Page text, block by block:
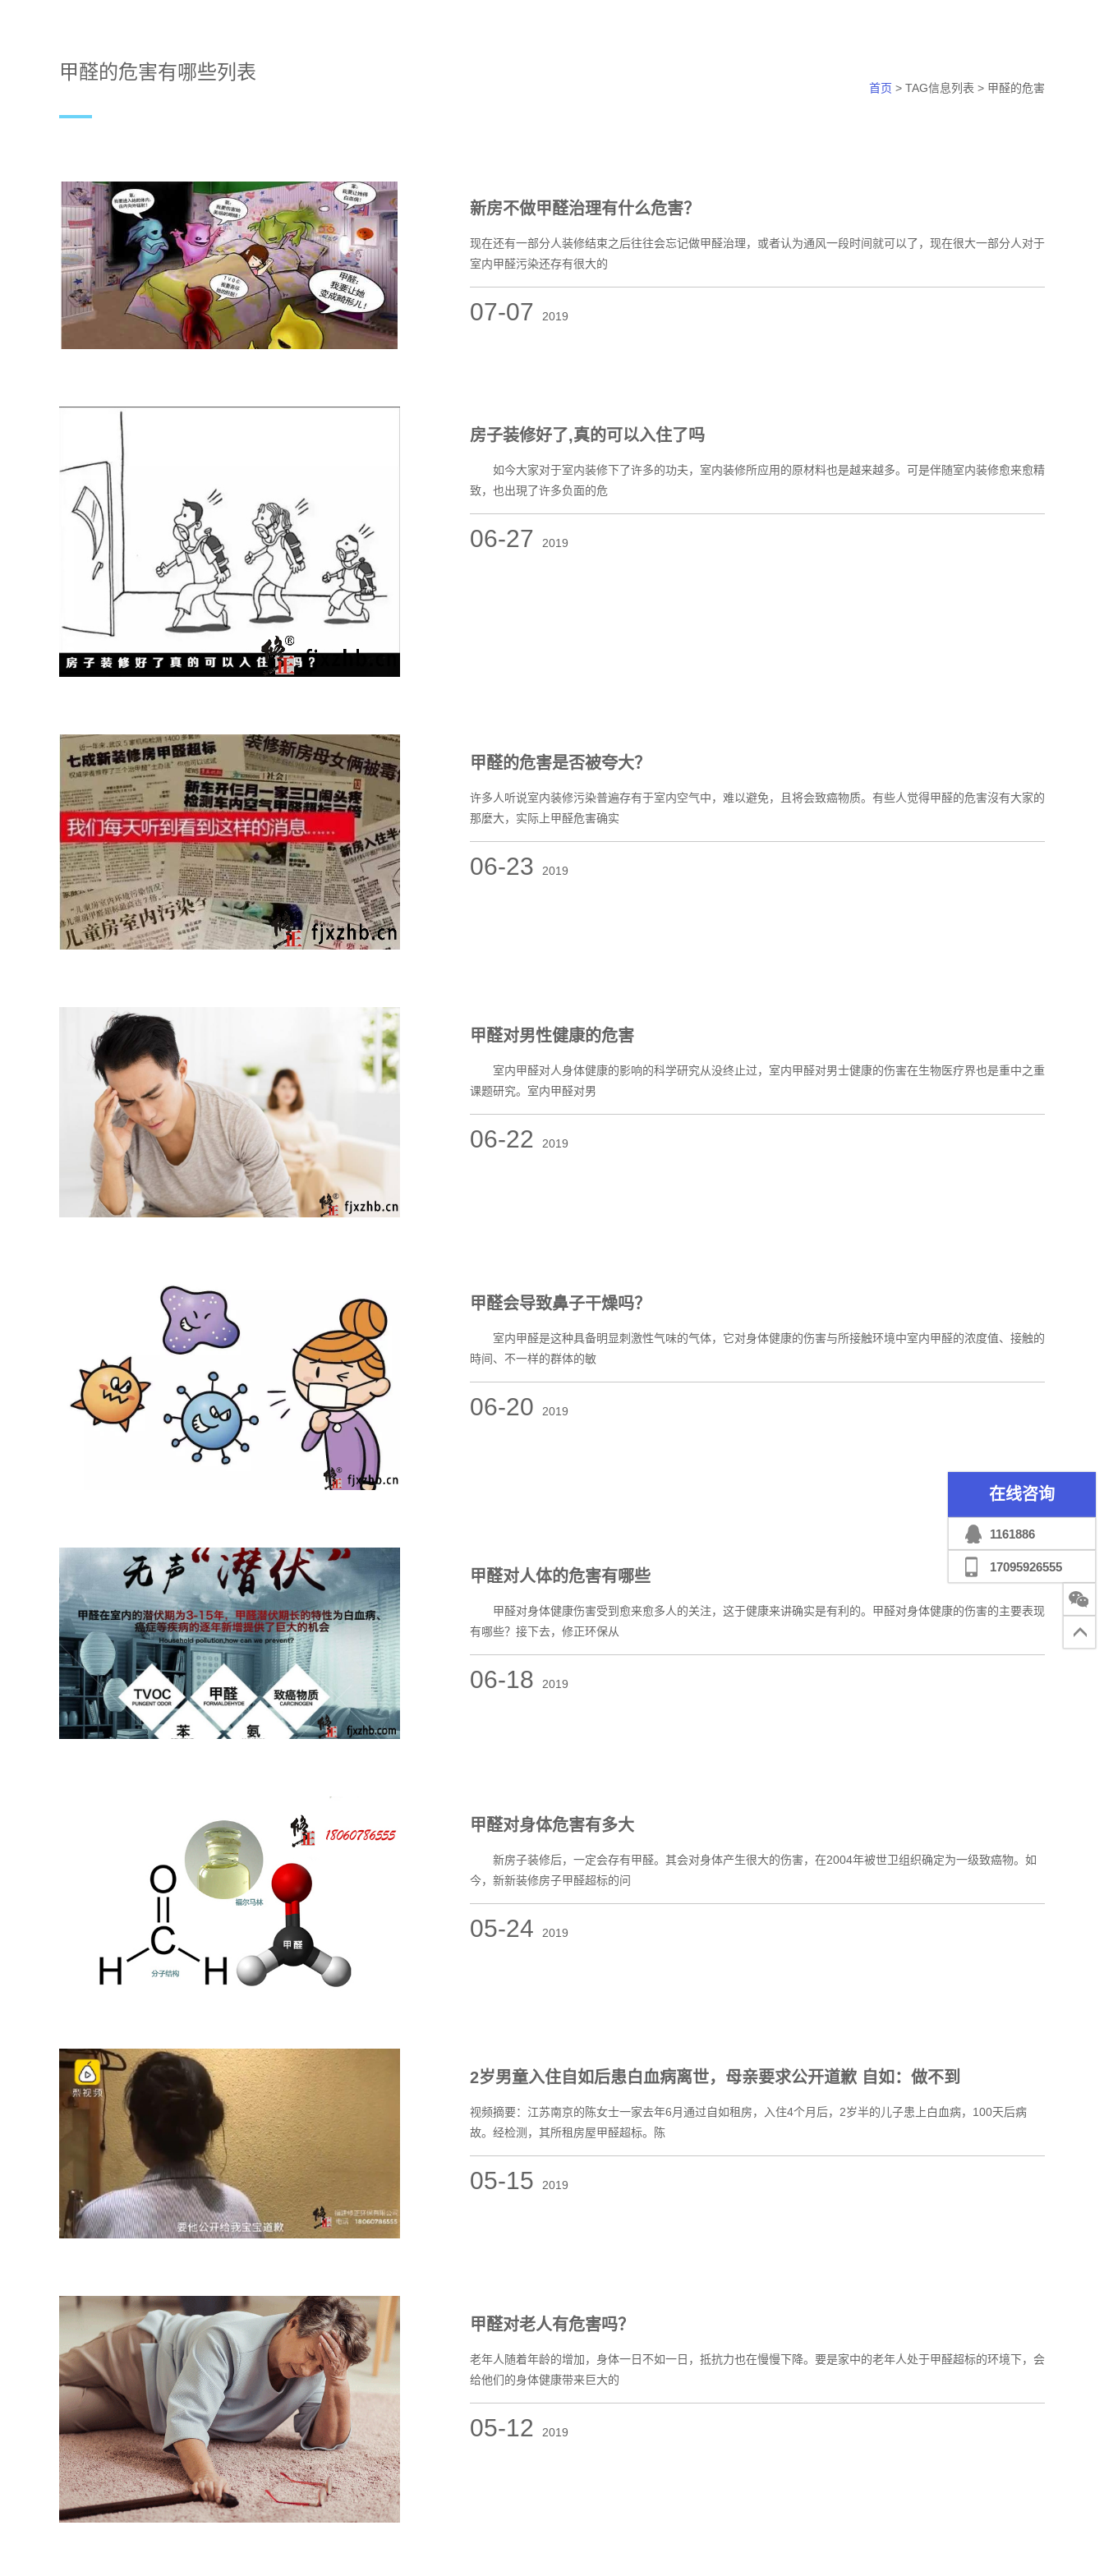
甲醛的危害有哪些列表
首页 > TAG信息列表 > 甲醛的危害
新房不做甲醛治理有什么危害？
现在还有一部分人装修结束之后往往会忘记做甲醛治理，或者认为通风一段时间就可以了，现在很大一部分人对于
室内甲醛污染还存有很大的
07-07 2019
房子装修好了,真的可以入住了吗
如今大家对于室内装修下了许多的功夫，室内装修所应用的原材料也是越来越多。可是伴随室内装修愈来愈精
致，也出現了许多负面的危
06-27 2019
甲醛的危害是否被夸大？
许多人听说室内装修污染普遍存有于室内空气中，难以避免，且将会致癌物质。有些人觉得甲醛的危害沒有大家的
那麼大，实际上甲醛危害确实
06-23 2019
甲醛对男性健康的危害
室内甲醛对人身体健康的影响的科学研究从没终止过，室内甲醛对男士健康的伤害在生物医疗界也是重中之重
课题研究。室内甲醛对男
06-22 2019
甲醛会导致鼻子干燥吗？
室内甲醛是这种具备明显刺激性气味的气体，它对身体健康的伤害与所接触环境中室内甲醛的浓度值、接触的
時间、不一样的群体的敏
06-20 2019
甲醛对人体的危害有哪些
甲醛对身体健康伤害受到愈来愈多人的关注，这于健康来讲确实是有利的。甲醛对身体健康的伤害的主要表现
有哪些？接下去，修正环保从
06-18 2019
甲醛对身体危害有多大
新房子装修后，一定会存有甲醛。其会对身体产生很大的伤害，在2004年被世卫组织确定为一级致癌物。如
今，新新装修房子甲醛超标的问
05-24 2019
2岁男童入住自如后患白血病离世，母亲要求公开道歉 自如：做不到
视频摘要：江苏南京的陈女士一家去年6月通过自如租房，入住4个月后，2岁半的儿子患上白血病，100天后病
故。经检测，其所租房屋甲醛超标。陈
05-15 2019
甲醛对老人有危害吗？
老年人随着年龄的增加，身体一日不如一日，抵抗力也在慢慢下降。要是家中的老年人处于甲醛超标的环境下，会
给他们的身体健康带来巨大的
05-12 2019
在线咨询
1161886
17095926555